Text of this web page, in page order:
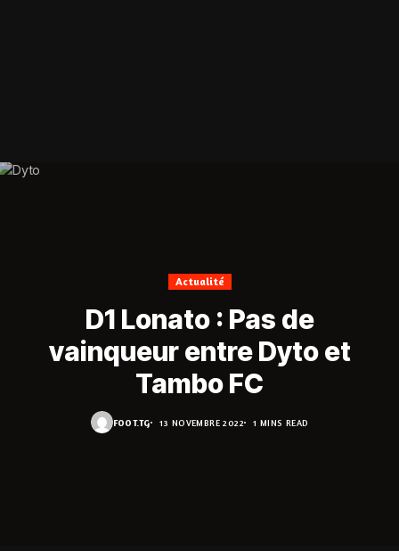
Actualité
D1 Lonato : Pas de
vainqueur entre Dyto et
Tambo FC
FOOT.TG 13 NOVEMBRE 2022 1 MINS READ